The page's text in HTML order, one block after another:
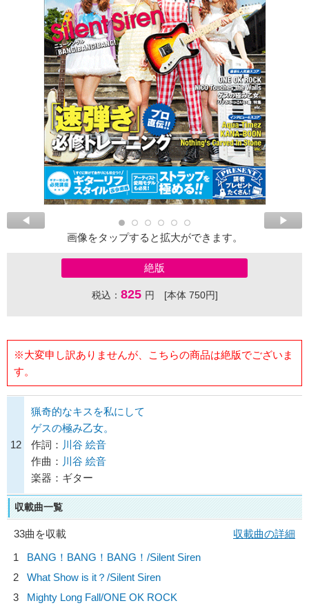
画像をタップすると拡大ができます。
絶版
税込： 825 円 [本体 750円]
※大変申し訳ありませんが、こちらの商品は絶版でございま
す。
12
猟奇的なキスを私にして
ゲスの極み乙女。
作詞： 川谷 絵音
作曲： 川谷 絵音
楽器：ギター
収載曲一覧
33曲を収載
収載曲の詳細
1
BANG！BANG！BANG！/Silent Siren
2
What Show is it？/Silent Siren
3
Mighty Long Fall/ONE OK ROCK